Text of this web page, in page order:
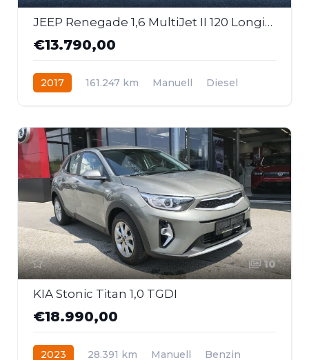
JEEP Renegade 1,6 MultiJet II 120 Longitude
€13.790,00
2017 161.247 km Manuell
Diesel
10
KIA Stonic Titan 1,0 TGDI
€18.990,00
2023 28.391 km Manuell
Benzin